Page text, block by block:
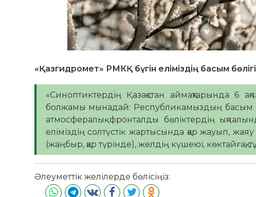
«Қазгидромет» РМКҚ бүгін еліміздің басым
«Синоптиктердің Қазақстан аймақтарында 6
болжамы мынадай: Республикамыздың басым
атмосфералық фронталды бөліктердің
еліміздің солтүстік жартысында қар жауып,
(жаңбыр, қар түрінде), желдің күшеюі,
Әлеуметтік желілерде бөлісіңіз: